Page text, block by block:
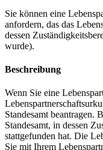
Sie können eine
anfordern, das das
dessen
wurde).
Beschreibung
Wenn Sie eine
Standesamt beantragen.
Standesamt, in dessen
stattgefunden hat. Die
Sie mit Ihrem